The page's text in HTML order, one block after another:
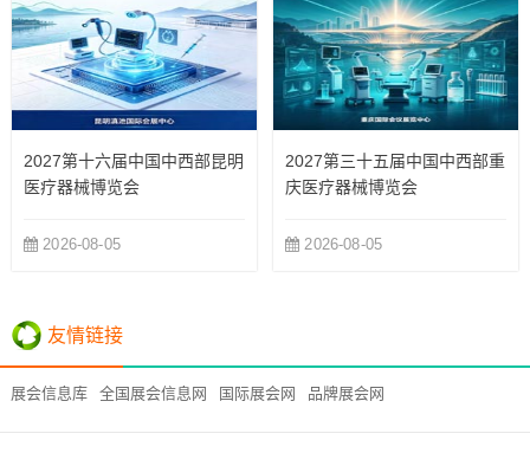
2027第十六届中国中西部昆明
医疗器械博览会
2026-08-05
2027第三十五届中国中西部重
庆医疗器械博览会
2026-08-05
友情链接
展会信息库 全国展会信息网 国际展会网 品牌展会网